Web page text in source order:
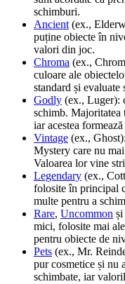
schimburi.
Ancient (ex.,
puține obiecte în
valori din joc.
Chroma (ex.,
culoare ale
standard și evaluate
Godly (ex., Luger):
schimb. Majoritatea
iar acestea
Vintage (ex.,
Mystery care nu
Valoarea lor vine
Legendary (ex.,
folosite în principal
multe pentru a
Rare, Uncommon și
mici, folosite mai
pentru obiecte de
Pets (ex., Mr.
pur cosmetice și nu
schimbate, iar